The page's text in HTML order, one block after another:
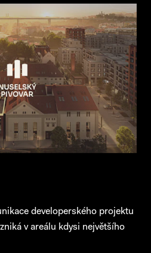
developerského projektu
v areálu kdysi největšího